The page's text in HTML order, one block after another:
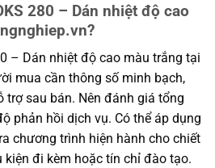
280 – Dán nhiệt độ cao
– Dán nhiệt độ cao màu trắng tại
mua cần thông số minh bạch,
trợ sau bán. Nên đánh giá tổng
phản hồi dịch vụ. Có thể áp dụng
chương trình hiện hành cho chiết
kiện đi kèm hoặc tín chỉ đào tạo.